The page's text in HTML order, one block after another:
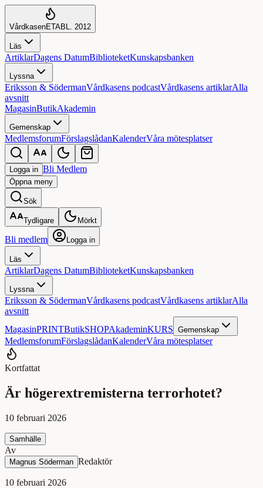
VårdkasenETABL. 2012
Läs
ArtiklarDagens DatumBiblioteketKunskapsbanken
Lyssna
Eriksson & SödermanVårdkasens podcastVårdkasens artiklarAlla
avsnitt
MagasinButikAkademin
Gemenskap
MedlemsforumFörslagslådanKalenderVåra mötesplatser
Logga in Bli Medlem
Öppnameny
Sök
Tydligare Mörkt
Bli medlem Logga in
Läs
ArtiklarDagens DatumBiblioteketKunskapsbanken
Lyssna
Eriksson & SödermanVårdkasens podcastVårdkasens artiklarAlla
avsnitt
MagasinPRINTButikSHOPAkademinKURS Gemenskap
MedlemsforumFörslagslådanKalenderVåra mötesplatser
Kortfattat
Är högerextremisterna terrorhotet?
10 februari 2026
Samhälle
Av
Magnus Söderman Redaktör
10 februari 2026